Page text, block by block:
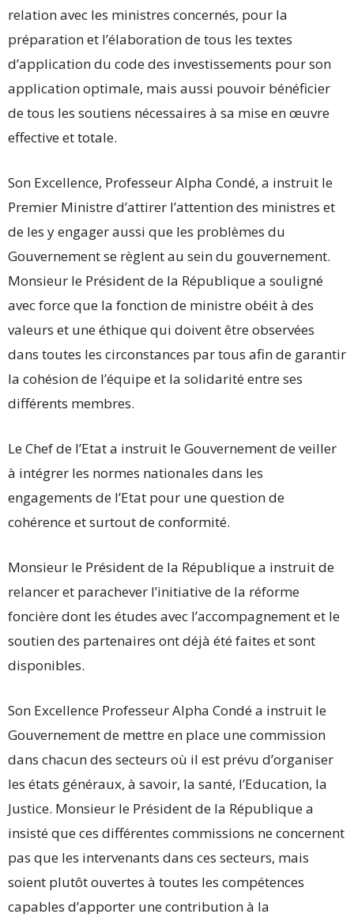
relation avec les ministres concernés, pour la
préparation et l’élaboration de tous les textes
d’application du code des investissements pour son
application optimale, mais aussi pouvoir bénéficier
de tous les soutiens nécessaires à sa mise en œuvre
effective et totale.
Son Excellence, Professeur Alpha Condé, a instruit le
Premier Ministre d’attirer l’attention des ministres et
de les y engager aussi que les problèmes du
Gouvernement se règlent au sein du gouvernement.
Monsieur le Président de la République a souligné
avec force que la fonction de ministre obéit à des
valeurs et une éthique qui doivent être observées
dans toutes les circonstances par tous afin de garantir
la cohésion de l’équipe et la solidarité entre ses
différents membres.
Le Chef de l’Etat a instruit le Gouvernement de veiller
à intégrer les normes nationales dans les
engagements de l’Etat pour une question de
cohérence et surtout de conformité.
Monsieur le Président de la République a instruit de
relancer et parachever l’initiative de la réforme
foncière dont les études avec l’accompagnement et le
soutien des partenaires ont déjà été faites et sont
disponibles.
Son Excellence Professeur Alpha Condé a instruit le
Gouvernement de mettre en place une commission
dans chacun des secteurs où il est prévu d’organiser
les états généraux, à savoir, la santé, l’Education, la
Justice. Monsieur le Président de la République a
insisté que ces différentes commissions ne concernent
pas que les intervenants dans ces secteurs, mais
soient plutôt ouvertes à toutes les compétences
capables d’apporter une contribution à la